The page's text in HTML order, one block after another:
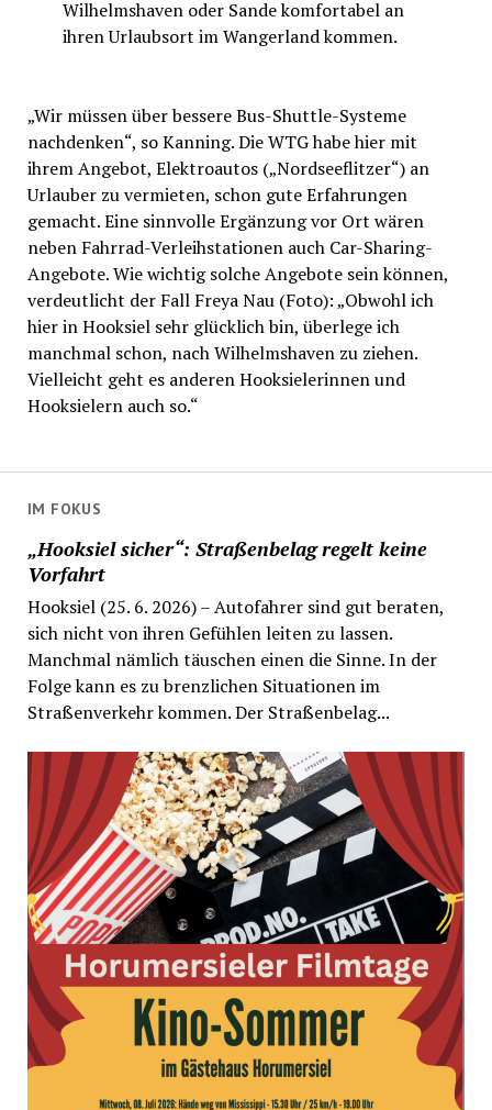
IM FOKUS
„Hooksiel sicher“: Straßenbelag regelt keine
Vorfahrt
Hooksiel (25. 6. 2026) – Autofahrer sind gut beraten,
sich nicht von ihren Gefühlen leiten zu lassen.
Manchmal nämlich täuschen einen die Sinne. In der
Folge kann es zu brenzlichen Situationen im
Straßenverkehr kommen. Der Straßenbelag...
Wilhelmshaven oder Sande komfortabel an
ihren Urlaubsort im Wangerland kommen.
„Wir müssen über bessere Bus-Shuttle-Systeme
nachdenken“, so Kanning. Die WTG habe hier mit
ihrem Angebot, Elektroautos („Nordseeflitzer“) an
Urlauber zu vermieten, schon gute Erfahrungen
gemacht. Eine sinnvolle Ergänzung vor Ort wären
neben Fahrrad-Verleihstationen auch Car-Sharing-
Angebote. Wie wichtig solche Angebote sein können,
verdeutlicht der Fall Freya Nau (Foto): „Obwohl ich
hier in Hooksiel sehr glücklich bin, überlege ich
manchmal schon, nach Wilhelmshaven zu ziehen.
Vielleicht geht es anderen Hooksielerinnen und
Hooksielern auch so.“